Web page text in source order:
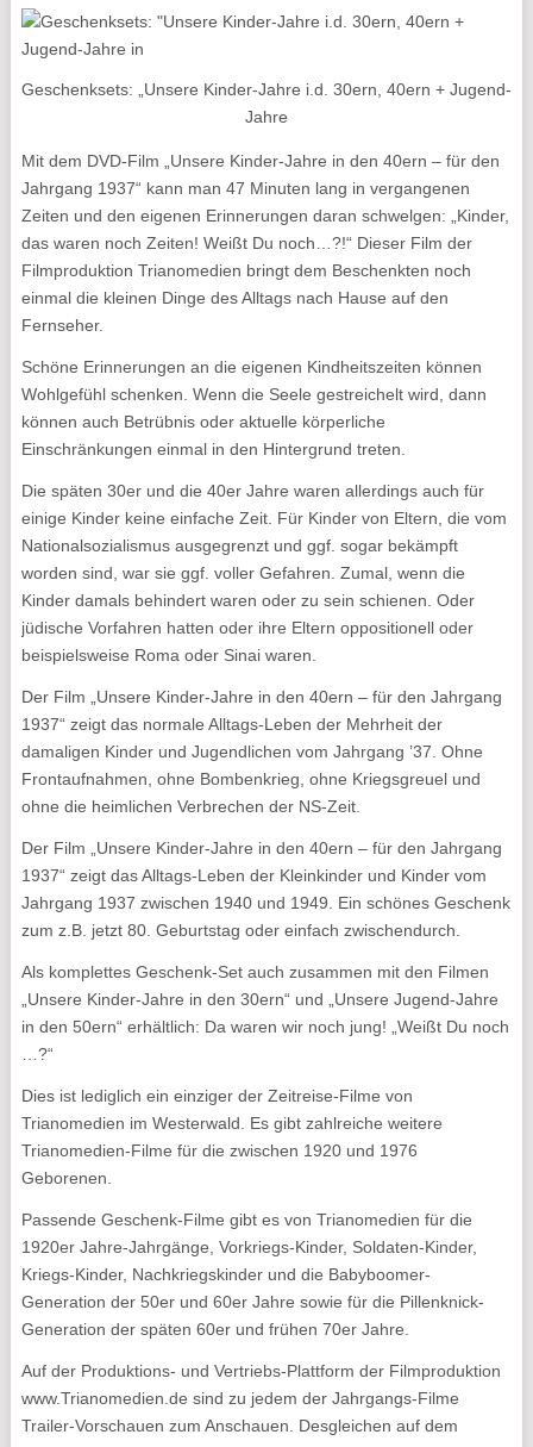
Geschenksets: „Unsere Kinder-Jahre i.d. 30ern, 40ern + Jugend-
Jahre
Mit dem DVD-Film „Unsere Kinder-Jahre in den 40ern – für den
Jahrgang 1937“ kann man 47 Minuten lang in vergangenen
Zeiten und den eigenen Erinnerungen daran schwelgen: „Kinder,
das waren noch Zeiten! Weißt Du noch…?!“ Dieser Film der
Filmproduktion Trianomedien bringt dem Beschenkten noch
einmal die kleinen Dinge des Alltags nach Hause auf den
Fernseher.
Schöne Erinnerungen an die eigenen Kindheitszeiten können
Wohlgefühl schenken. Wenn die Seele gestreichelt wird, dann
können auch Betrübnis oder aktuelle körperliche
Einschränkungen einmal in den Hintergrund treten.
Die späten 30er und die 40er Jahre waren allerdings auch für
einige Kinder keine einfache Zeit. Für Kinder von Eltern, die vom
Nationalsozialismus ausgegrenzt und ggf. sogar bekämpft
worden sind, war sie ggf. voller Gefahren. Zumal, wenn die
Kinder damals behindert waren oder zu sein schienen. Oder
jüdische Vorfahren hatten oder ihre Eltern oppositionell oder
beispielsweise Roma oder Sinai waren.
Der Film „Unsere Kinder-Jahre in den 40ern – für den Jahrgang
1937“ zeigt das normale Alltags-Leben der Mehrheit der
damaligen Kinder und Jugendlichen vom Jahrgang ’37. Ohne
Frontaufnahmen, ohne Bombenkrieg, ohne Kriegsgreuel und
ohne die heimlichen Verbrechen der NS-Zeit.
Der Film „Unsere Kinder-Jahre in den 40ern – für den Jahrgang
1937“ zeigt das Alltags-Leben der Kleinkinder und Kinder vom
Jahrgang 1937 zwischen 1940 und 1949. Ein schönes Geschenk
zum z.B. jetzt 80. Geburtstag oder einfach zwischendurch.
Als komplettes Geschenk-Set auch zusammen mit den Filmen
„Unsere Kinder-Jahre in den 30ern“ und „Unsere Jugend-Jahre
in den 50ern“ erhältlich: Da waren wir noch jung! „Weißt Du noch
…?“
Dies ist lediglich ein einziger der Zeitreise-Filme von
Trianomedien im Westerwald. Es gibt zahlreiche weitere
Trianomedien-Filme für die zwischen 1920 und 1976
Geborenen.
Passende Geschenk-Filme gibt es von Trianomedien für die
1920er Jahre-Jahrgänge, Vorkriegs-Kinder, Soldaten-Kinder,
Kriegs-Kinder, Nachkriegskinder und die Babyboomer-
Generation der 50er und 60er Jahre sowie für die Pillenknick-
Generation der späten 60er und frühen 70er Jahre.
Auf der Produktions- und Vertriebs-Plattform der Filmproduktion
www.Trianomedien.de sind zu jedem der Jahrgangs-Filme
Trailer-Vorschauen zum Anschauen. Desgleichen auf dem